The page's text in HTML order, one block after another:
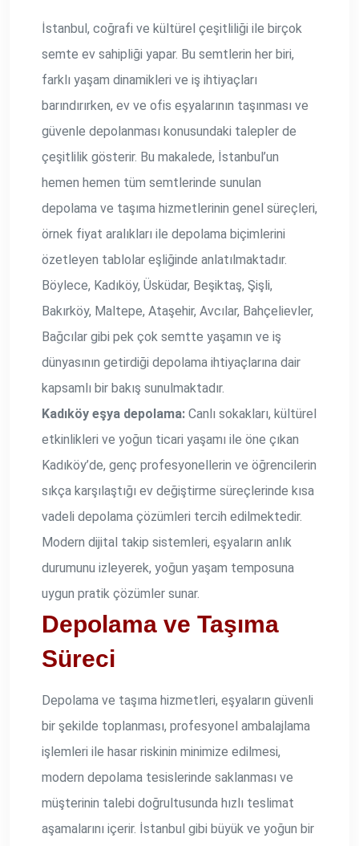
İstanbul, coğrafi ve kültürel çeşitliliği ile birçok
semte ev sahipliği yapar. Bu semtlerin her biri,
farklı yaşam dinamikleri ve iş ihtiyaçları
barındırırken, ev ve ofis eşyalarının taşınması ve
güvenle depolanması konusundaki talepler de
çeşitlilik gösterir. Bu makalede, İstanbul’un
hemen hemen tüm semtlerinde sunulan
depolama ve taşıma hizmetlerinin genel süreçleri,
örnek fiyat aralıkları ile depolama biçimlerini
özetleyen tablolar eşliğinde anlatılmaktadır.
Böylece, Kadıköy, Üsküdar, Beşiktaş, Şişli,
Bakırköy, Maltepe, Ataşehir, Avcılar, Bahçelievler,
Bağcılar gibi pek çok semtte yaşamın ve iş
dünyasının getirdiği depolama ihtiyaçlarına dair
kapsamlı bir bakış sunulmaktadır.
Kadıköy eşya depolama: Canlı sokakları, kültürel
etkinlikleri ve yoğun ticari yaşamı ile öne çıkan
Kadıköy’de, genç profesyonellerin ve öğrencilerin
sıkça karşılaştığı ev değiştirme süreçlerinde kısa
vadeli depolama çözümleri tercih edilmektedir.
Modern dijital takip sistemleri, eşyaların anlık
durumunu izleyerek, yoğun yaşam temposuna
uygun pratik çözümler sunar.
Depolama ve Taşıma
Süreci
Depolama ve taşıma hizmetleri, eşyaların güvenli
bir şekilde toplanması, profesyonel ambalajlama
işlemleri ile hasar riskinin minimize edilmesi,
modern depolama tesislerinde saklanması ve
müşterinin talebi doğrultusunda hızlı teslimat
aşamalarını içerir. İstanbul gibi büyük ve yoğun bir